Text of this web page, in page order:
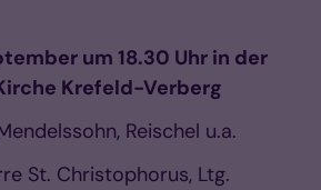
um 18.30 Uhr in der
Krefeld-Verberg
Reischel u.a.
St. Christophorus, Ltg.